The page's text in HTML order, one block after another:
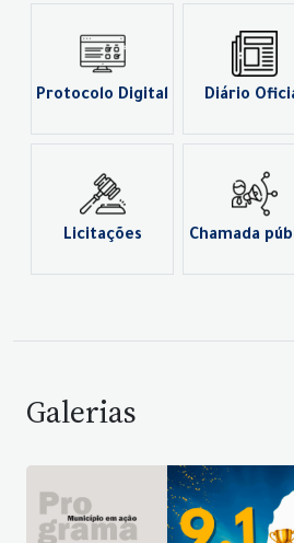
Protocolo Digital Diário
Licitações Chamada
Galerias